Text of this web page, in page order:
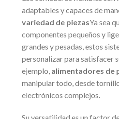
adaptables y capaces de
variedad de piezasYa sea
componentes pequeños y
grandes y pesadas, estos
personalizar para satisfacer
ejemplo, alimentadores de
manipular todo, desde
electrónicos complejos.
Su versatilidad es un factor